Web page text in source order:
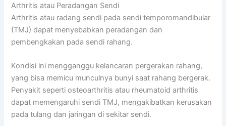
Arthritis atau Peradangan Sendi
Arthritis atau radang sendi pada sendi temporomandibular
(TMJ) dapat menyebabkan peradangan dan
pembengkakan pada sendi rahang.
Kondisi ini mengganggu kelancaran pergerakan rahang,
yang bisa memicu munculnya bunyi saat rahang bergerak.
Penyakit seperti osteoarthritis atau rheumatoid arthritis
dapat memengaruhi sendi TMJ, mengakibatkan kerusakan
pada tulang dan jaringan di sekitar sendi.